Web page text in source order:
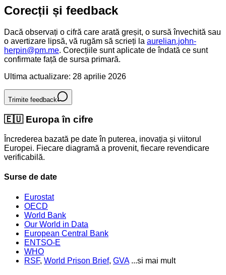
Corecții și feedback
Dacă observați o cifră care arată greșit, o sursă învechită sau
o avertizare lipsă, vă rugăm să scrieți la aurelian.john-
herpin@pm.me. Corecțiile sunt aplicate de îndată ce sunt
confirmate față de sursa primară.
Ultima actualizare: 28 aprilie 2026
Trimite feedback
🇪🇺 Europa în cifre
Încrederea bazată pe date în puterea, inovația și viitorul
Europei. Fiecare diagramă a provenit, fiecare revendicare
verificabilă.
Surse de date
Eurostat
OECD
World Bank
Our World in Data
European Central Bank
ENTSO-E
WHO
RSF, World Prison Brief, GVA ...si mai mult